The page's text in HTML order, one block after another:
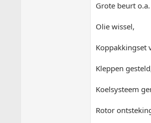
Grote beurt
Olie wissel,
Koppakkingset
Kleppen
Koelsysteem
Rotor